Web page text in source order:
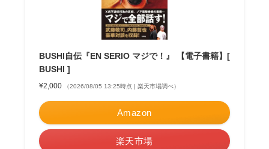
BUSHI自伝『EN SERIO マジで！』 【電子書籍】[
BUSHI ]
¥2,000 （2026/08/05 13:25時点 | 楽天市場調べ）
Amazon
楽天市場